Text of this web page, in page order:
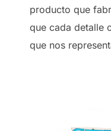
producto que
que cada detalle
que nos